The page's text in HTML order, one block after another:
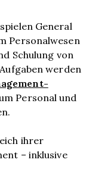
General
Personalwesen
Schulung von
werden
Personal und
ihrer
– inklusive